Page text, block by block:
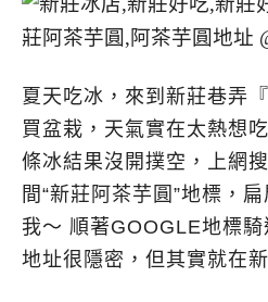
夏天吃冰，來到新莊巷弄
買盆栽，天氣實在太熱想
條冰結果沒開撲空，上網
間“新莊阿茶芋圓”地標，
我～ 順著GOOGLE地標騎
地址很隱密，但其實就在